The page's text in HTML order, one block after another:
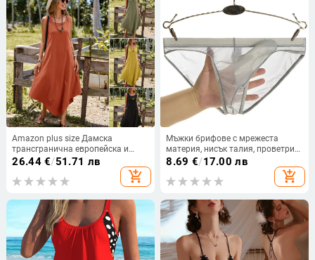
Amazon plus size Дамска
трансгранична европейска и
американска нова рокля
Independent Station Лятна рокля
Памук и лен Плътен цвят За
26.44€/51.71 лв
add_shopping_cart
Мъжки брифове с мрежеста
материя, нисък талия, проветрив
дизайн, секси джоб и триъгълно
8.69 €/17.00 лв
add_shopping_cart